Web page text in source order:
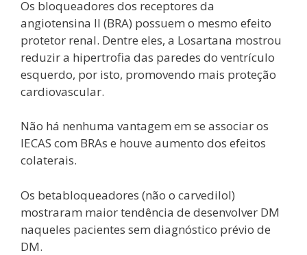
Os bloqueadores dos receptores da
angiotensina II (BRA) possuem o mesmo efeito
protetor renal. Dentre eles, a Losartana mostrou
reduzir a hipertrofia das paredes do ventrículo
esquerdo, por isto, promovendo mais proteção
cardiovascular.
Não há nenhuma vantagem em se associar os
IECAS com BRAs e houve aumento dos efeitos
colaterais.
Os betabloqueadores (não o carvedilol)
mostraram maior tendência de desenvolver DM
naqueles pacientes sem diagnóstico prévio de
DM.